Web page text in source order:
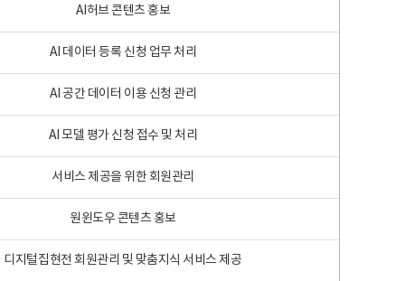
AI허브 콘텐츠 홍보
AI 데이터 등록 신청 업무 처리
AI 공간 데이터 이용 신청 관리
AI 모델 평가 신청 접수 및 처리
서비스 제공을 위한 회원관리
원윈도우 콘텐츠 홍보
디지털집현전 회원관리 및 맞춤지식 서비스 제공